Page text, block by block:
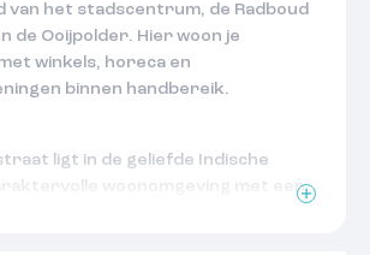
van het stadscentrum, de Radboud
de Ooijpolder. Hier woon je
winkels, horeca en
binnen handbereik.
ligt in de geliefde Indische
woonomgeving met een